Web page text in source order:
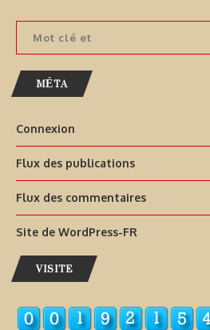
MÉTA
Connexion
Flux des publications
Flux des commentaires
Site de WordPress-FR
VISITE